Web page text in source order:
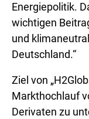
Energiepolitik.
wichtigen
und
Deutschland.“
Ziel von
Markthochlauf
Derivaten zu